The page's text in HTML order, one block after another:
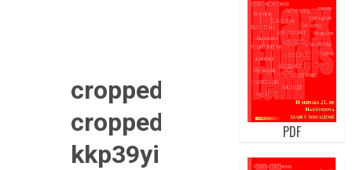
cropped-
cropped-
kkp39yil.jpg
PDF